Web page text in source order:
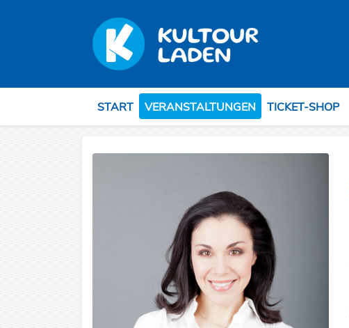
START VERANSTALTUNGEN TICKET-SHOP